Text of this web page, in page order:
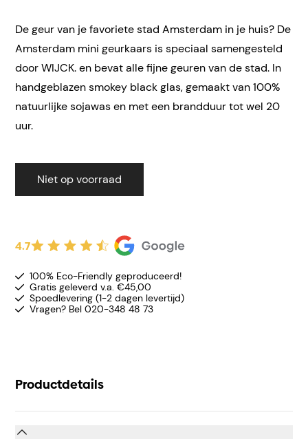
De geur van je favoriete stad Amsterdam in je huis? De
Amsterdam mini geurkaars is speciaal samengesteld
door WIJCK. en bevat alle fijne geuren van de stad. In
handgeblazen smokey black glas, gemaakt van 100%
natuurlijke sojawas en met een brandduur tot wel 20
uur.
Niet op voorraad
4.7
100% Eco-Friendly geproduceerd!
Gratis geleverd v.a. €45,00
Spoedlevering (1-2 dagen levertijd)
Vragen? Bel 020-348 48 73
Productdetails